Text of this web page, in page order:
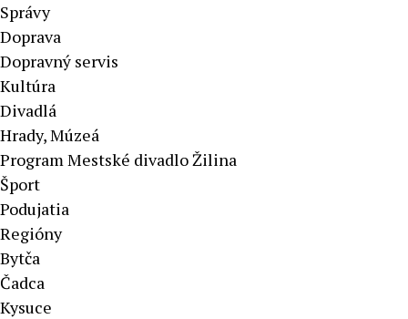
Aktuálne správy – severné Slovensko
Správy
Doprava
Dopravný servis
Kultúra
Divadlá
Hrady, Múzeá
Program Mestské divadlo Žilina
Šport
Podujatia
Regióny
Bytča
Čadca
Kysuce